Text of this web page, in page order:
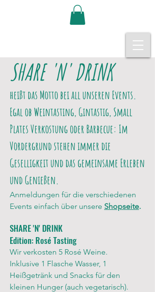
SHARE 'N' DRINK
heißt das Motto bei all unseren Events.
Egal ob Weintasting, Gintastig, Small
Plates Verkostung oder Barbecue: Im
Vordergrund stehen immer die
Geselligkeit und das gemeinsame Erleben
und Genießen.
Anmeldungen für die verschiedenen
Events einfach über unsere Shopseite.
SHARE 'N' DRINK
Edition: Rosé Tasting
Wir verkosten 5 Rosé Weine.
Inklusive 1 Flasche Wasser, 1
Heißgetränk und Snacks für den
kleinen Hunger (auch vegetarisch).